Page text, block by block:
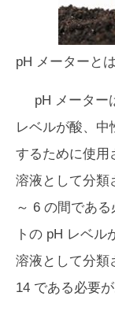
pH メーターとは
pH メーター
レベルが酸、
するために使用
溶液として分類
～ 6 の間であ
トの pH レベル
溶液として分類
14 である必要が